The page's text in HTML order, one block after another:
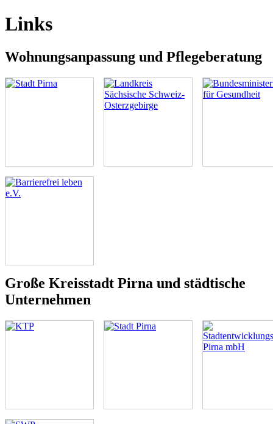
Links
Wohnungsanpassung und Pflegeberatung
Große Kreisstadt Pirna und städtische
Unternehmen